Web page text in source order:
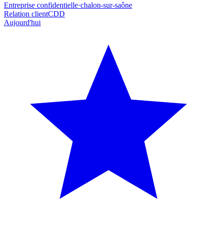
Entreprise confidentielle·chalon-sur-saône
Relation clientCDD
Aujourd'hui